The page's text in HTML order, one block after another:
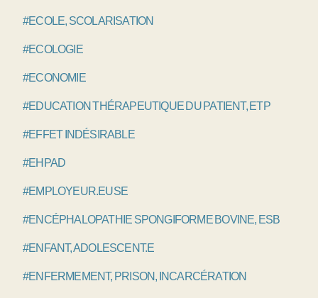
#ECOLE, SCOLARISATION
#ECOLOGIE
#ECONOMIE
#EDUCATION THÉRAPEUTIQUE DU PATIENT, ETP
#EFFET INDÉSIRABLE
#EHPAD
#EMPLOYEUR.EUSE
#ENCÉPHALOPATHIE SPONGIFORME BOVINE, ESB
#ENFANT, ADOLESCENT.E
#ENFERMEMENT, PRISON, INCARCÉRATION